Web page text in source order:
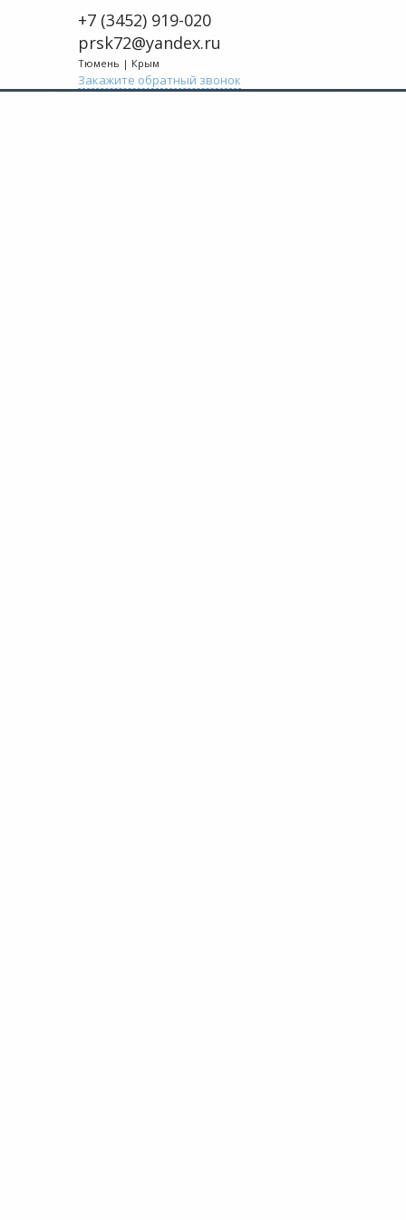
+7 (3452) 919-020
prsk72@yandex.ru
Тюмень | Крым
Закажите обратный звонок